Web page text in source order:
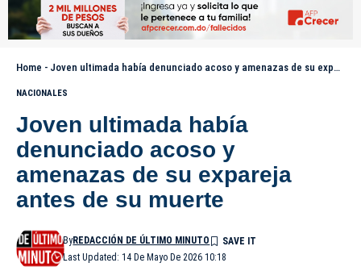
Home - Joven ultimada había denunciado acoso y amenazas de su expareja antes de su muerte
NACIONALES
Joven ultimada había
denunciado acoso y
amenazas de su expareja
antes de su muerte
Last Updated: 14 De Mayo De 2026 10:18
ByREDACCIÓN DE ÚLTIMO MINUTO